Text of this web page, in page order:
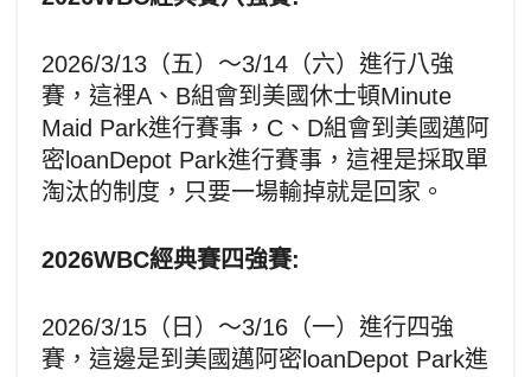
2026/3/13（五）～3/14（六）進行八強
賽，這裡A、B組會到美國休士頓Minute
Maid Park進行賽事，C、D組會到美國邁阿
密loanDepot Park進行賽事，這裡是採取單
淘汰的制度，只要一場輸掉就是回家。
2026WBC經典賽四強賽:
2026/3/15（日）～3/16（一）進行四強
賽，這邊是到美國邁阿密loanDepot Park進